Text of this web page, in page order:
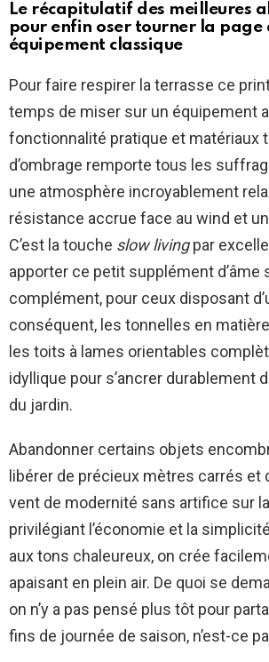
Le récapitulatif des meilleures
pour enfin oser tourner la page
équipement classique
Pour faire respirer la terrasse ce
temps de miser sur un équipement
fonctionnalité pratique et matériaux
d’ombrage remporte tous les
une atmosphère incroyablement
résistance accrue face au wind et
C’est la touche slow livingpar
apporter ce petit supplément d’âme
complément, pour ceux disposant
conséquent, les tonnelles en
les toits à lames orientables
idyllique pour s’ancrer durablement
du jardin.
Abandonner certains objets
libérer de précieux mètres carrés et
vent de modernité sans artifice sur
privilégiant l’économie et la
aux tons chaleureux, on crée
apaisant en plein air. De quoi se
on n’y a pas pensé plus tôt pour
fins de journée de saison, n’est-ce